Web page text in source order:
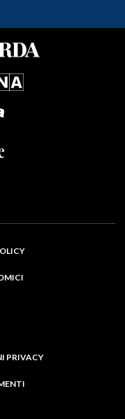
PRIVACY